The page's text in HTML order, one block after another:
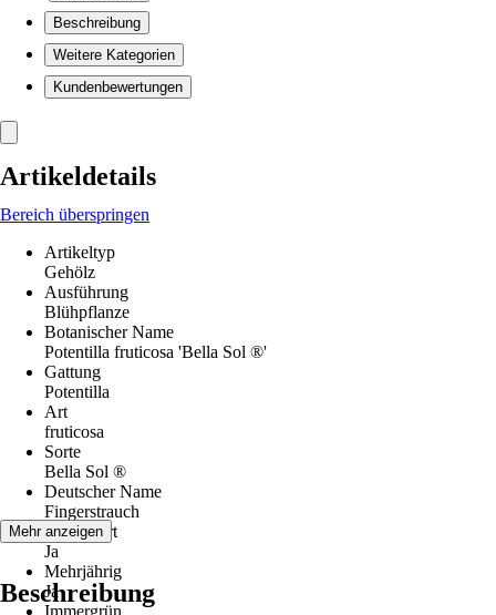
Beschreibung
Weitere Kategorien
Kundenbewertungen
Artikeldetails
Bereich überspringen
Artikeltyp
Gehölz
Ausführung
Blühpflanze
Botanischer Name
Potentilla fruticosa 'Bella Sol ®'
Gattung
Potentilla
Art
fruticosa
Sorte
Bella Sol ®
Deutscher Name
Fingerstrauch
Winterhart
Ja
Mehrjährig
Ja
Immergrün
Mehr anzeigen
Beschreibung